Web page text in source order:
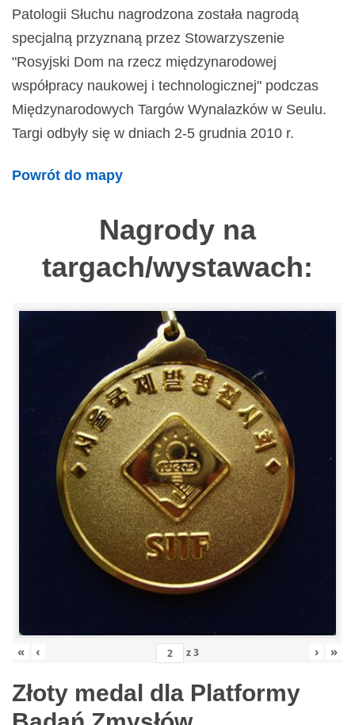
Patologii Słuchu nagrodzona została nagrodą
specjalną przyznaną przez Stowarzyszenie
"Rosyjski Dom na rzecz międzynarodowej
współpracy naukowej i technologicznej" podczas
Międzynarodowych Targów Wynalazków w Seulu.
Targi odbyły się w dniach 2-5 grudnia 2010 r.
Powrót do mapy
Nagrody na
targach/wystawach:
« ‹ z3 › »
Złoty medal dla Platformy